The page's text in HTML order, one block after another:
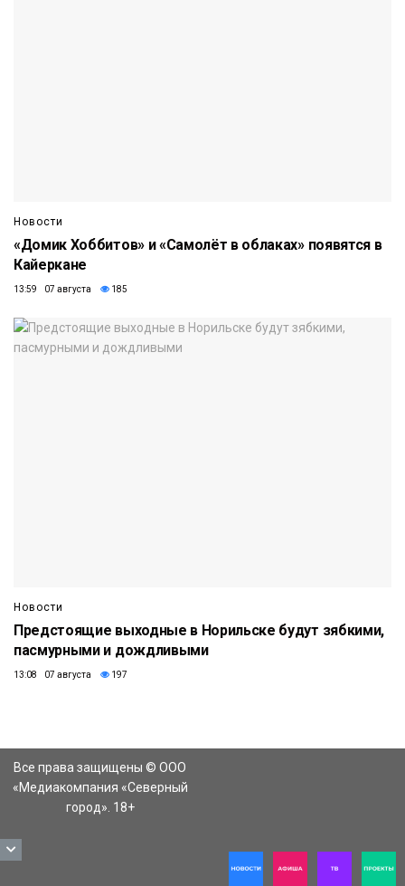
Новости
«Домик Хоббитов» и «Самолёт в облаках» появятся в
Кайеркане
13:59 07 августа 185
Новости
Предстоящие выходные в Норильске будут зябкими,
пасмурными и дождливыми
13:08 07 августа 197
Все права защищены © ООО
«Медиакомпания «Северный
город». 18+